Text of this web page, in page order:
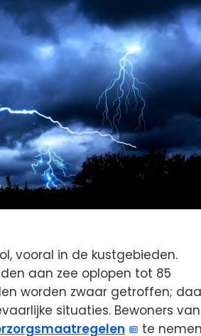
vooral in de kustgebieden.
aan zee oplopen tot 85
worden zwaar getroffen;
situaties. Bewoners van
te